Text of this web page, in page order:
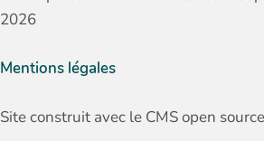
2026
Mentions légales
Site construit avec le CMS open source